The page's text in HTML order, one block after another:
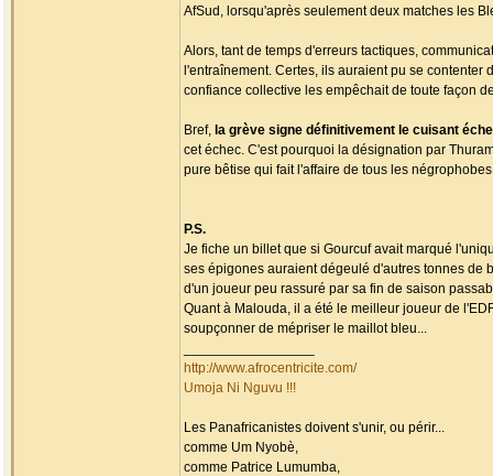
AfSud, lorsqu'après seulement deux matches les
Alors, tant de temps d'erreurs tactiques,
l'entraînement. Certes, ils auraient pu se
confiance collective les empêchait de toute façon
Bref, la grève signe définitivement le cuisant
cet échec. C'est pourquoi la désignation par
pure bêtise qui fait l'affaire de tous les
P.S.
Je fiche un billet que si Gourcuf avait marqué
ses épigones auraient dégeulé d'autres tonnes de
d'un joueur peu rassuré par sa fin de saison
Quant à Malouda, il a été le meilleur joueur de
soupçonner de mépriser le maillot bleu...
http://www.afrocentricite.com/
Umoja Ni Nguvu !!!
Les Panafricanistes doivent s'unir, ou périr...
comme Um Nyobè,
comme Patrice Lumumba,